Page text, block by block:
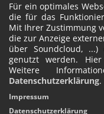
Für ein optimales
die für das
Mit Ihrer Zustimmung
die zur Anzeige
über Soundcloud, ...)
genutzt werden.
Weitere
Datenschutzerklärung.
Impressum
Datenschutzerklärung